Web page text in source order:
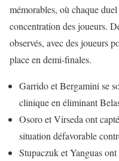
mémorables, où chaque
concentration des joueurs.
observés, avec des joueurs
place en demi-finales.
Garrido et Bergamini se
clinique en éliminant
Osoro et Virseda ont
situation défavorable
Stupaczuk et Yanguas